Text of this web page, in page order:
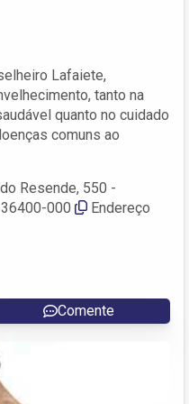
Lafaiete,
tanto na
quanto no cuidado
comuns ao
Resende, 550 -
000
Endereço
Comente